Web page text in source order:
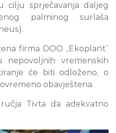
cilju sprječavanja daljeg
palminog surlaša
firma DOO „Ekoplant“
nepovoljnih vremenskih
će biti odloženo, o
obavještena.
Tivta da adekvatno